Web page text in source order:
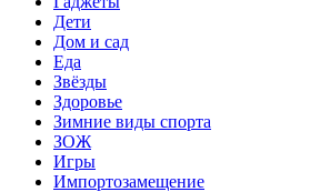
Дети
Дом и сад
Еда
Звёзды
Здоровье
Зимние виды спорта
ЗОЖ
Игры
Импортозамещение